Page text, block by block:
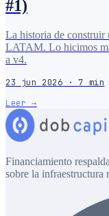
#1)
La historia de construir
LATAM. Lo hicimos
a v4.
23 jun 2026 ·7 min
Leer →
Financiamiento
sobre la